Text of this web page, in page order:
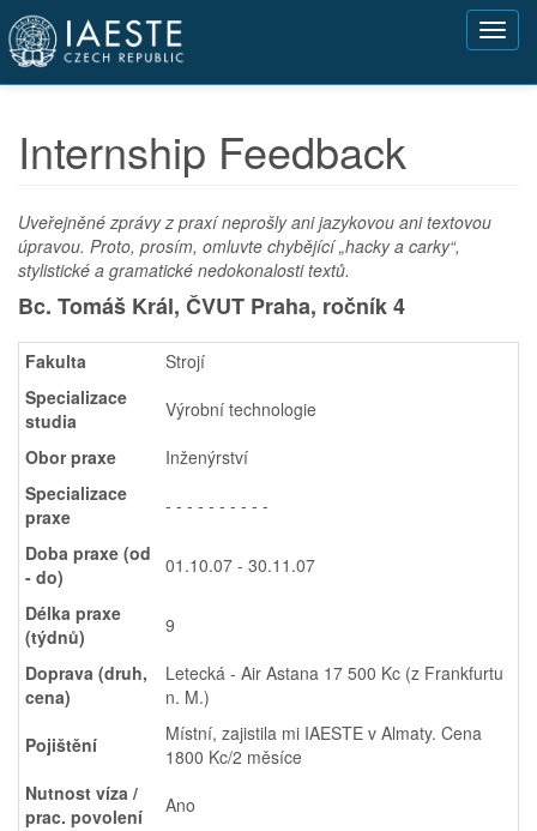
Přejít
hlavnímu
obsahu
Internship Feedback
Uveřejněné zprávy z praxí neprošly ani jazykovou ani textovou
úpravou. Proto, prosím, omluvte chybějící „hacky a carky“,
stylistické a gramatické nedokonalosti textů.
Bc. Tomáš Král, ČVUT Praha, ročník 4
Fakulta
Strojí
Specializace
studia
Výrobní technologie
Obor praxe
Inženýrství
Specializace
praxe
- - - - - - - - - -
Doba praxe (od
- do)
01.10.07 - 30.11.07
Délka praxe
(týdnů)
9
Doprava (druh,
cena)
Letecká - Air Astana 17 500 Kc (z Frankfurtu
n. M.)
Pojištění
Místní, zajistila mi IAESTE v Almaty. Cena
1800 Kc/2 měsíce
Nutnost víza /
prac. povolení
Ano